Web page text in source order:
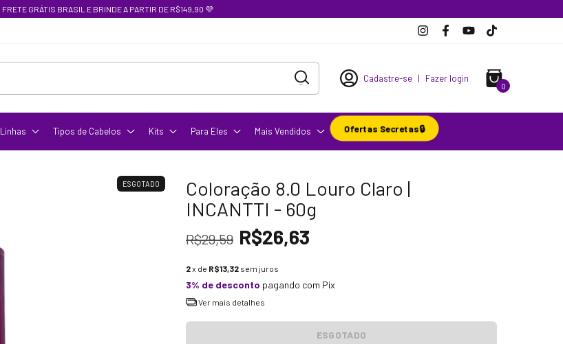
FRETE GRÁTIS BRASIL E BRINDE A PARTIR DE R$149,90 💜
Cadastre-se | Fazer login
0
Linhas Tipos de Cabelos Kits Para Eles Mais Vendidos Ofertas Secretas🔒
ESGOTADO
Coloração 8.0 Louro Claro |
INCANTTI - 60g
R$29,59 R$26,63
2x de R$13,32 sem juros
3% de desconto pagando com Pix
Ver mais detalhes